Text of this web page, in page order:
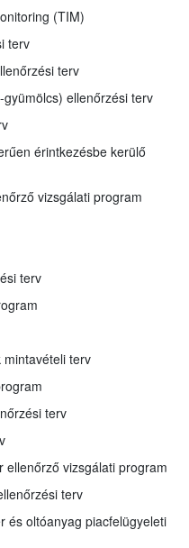
(TIM)
terv
terv
ellenőrzési terv
érintkezésbe kerülő
vizsgálati program
terv
terv
terv
vizsgálati program
terv
és oltóanyag piacfelügyeleti